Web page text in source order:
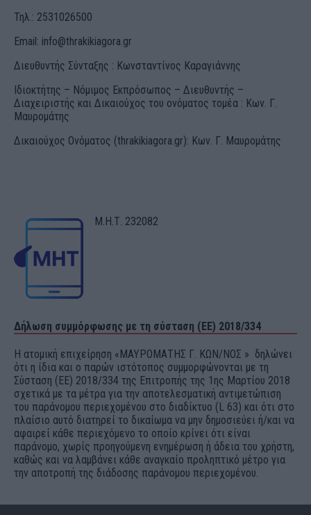
Τηλ.: 2531026500
Email: info@thrakikiagora.gr
Διευθυντής Σύνταξης : Κωνσταντίνος Καραγιάννης
Ιδιοκτήτης – Νόμιμος Εκπρόσωπος – Διευθυντής –
Διαχειριστής και Δικαιούχος του ονόματος τομέα : Κων. Γ.
Μαυρομάτης
Δικαιούχος Ονόματος (thrakikiagora.gr): Κων. Γ. Μαυρομάτης
Μ.Η.Τ. 232082
Δήλωση συμμόρφωσης με τη σύσταση (ΕΕ) 2018/334
Η ατομική επιχείρηση «ΜΑΥΡΟΜΑΤΗΣ Γ. ΚΩΝ/ΝΟΣ » δηλώνει
ότι η ίδια και ο παρών ιστότοπος συμμορφώνονται με τη
Σύσταση (ΕΕ) 2018/334 της Επιτροπής της 1ης Μαρτίου 2018
σχετικά με τα μέτρα για την αποτελεσματική αντιμετώπιση
του παράνομου περιεχομένου στο διαδίκτυο (L 63) και ότι στο
πλαίσιο αυτό διατηρεί το δικαίωμα να μην δημοσιεύει ή/και να
αφαιρεί κάθε περιεχόμενο το οποίο κρίνει ότι είναι
παράνομο, χωρίς προηγούμενη ενημέρωση ή άδεια του χρήστη,
καθώς και να λαμβάνει κάθε αναγκαίο προληπτικό μέτρο για
την αποτροπή της διάδοσης παράνομου περιεχομένου.